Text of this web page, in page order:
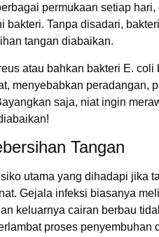
permukaan setiap hari,
bakteri. Tanpa disadari,
tangan diabaikan.
atau bahkan bakteri E. coli
menyebabkan peradangan,
saja, niat ingin
Tangan
utama yang dihadapi jika
Gejala infeksi biasanya
keluarnya cairan berbau
proses penyembuhan